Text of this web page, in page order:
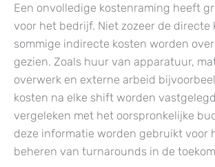
Een onvolledige kostenraming heeft
voor het bedrijf. Niet zozeer de directe
sommige indirecte kosten worden
gezien. Zoals huur van apparatuur,
overwerk en externe arbeid
kosten na elke shift worden
vergeleken met het oorspronkelijke
deze informatie worden gebruikt voor
beheren van turnarounds in de